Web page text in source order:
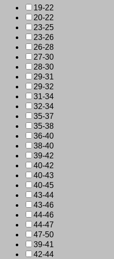
19-22
20-22
23-25
23-26
26-28
27-30
28-30
29-31
29-32
31-34
32-34
35-37
35-38
36-40
38-40
39-42
40-42
40-43
40-45
43-44
43-46
44-46
44-47
47-50
39-41
42-44